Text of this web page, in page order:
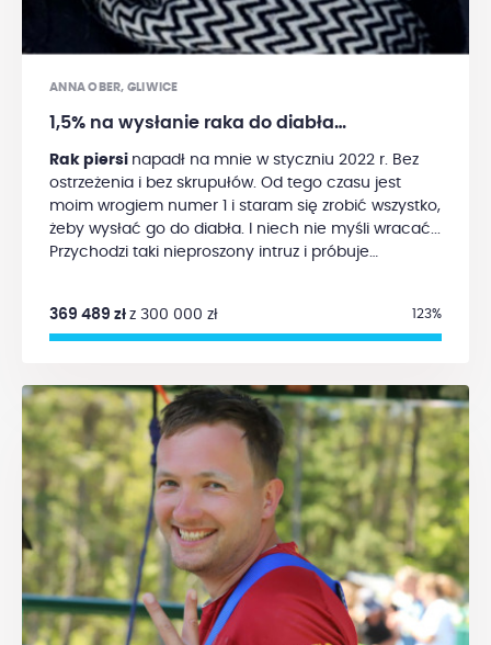
ANNA OBER, GLIWICE
1,5% na wysłanie raka do diabła…
Rak piersi napadł na mnie w styczniu 2022 r. Bez
ostrzeżenia i bez skrupułów. Od tego czasu jest
moim wrogiem numer 1 i staram się zrobić wszystko,
żeby wysłać go do diabła. I niech nie myśli wracać...
Przychodzi taki nieproszony intruz i próbuje
nawet smutna czy zmartwiona, tylko strasznie
wkurzona. Zaangażowałam wszystkie swoje siły i
środki jakoś zadziwiająco szybko topnieją. Po
mastektomii, za którą zapłacił NFZ (czyli w sumie my
wszyscy ze składek zdrowotnych), okazało się, że
mam podwyższone ryzyko raka w drugiej piersi.
Pomyślałam: „No nie, przecież nie będę się bawić w
to samo drugi raz". Podjęłam więc decyzję o
usunięciu drugiej piersi. Za tę operację jednak NFZ
nie płaci, woli poczekać aż w drugiej piersi też
będzie rak, wtedy dopiero NFZ płaci za
mastektomię. Podobna logika dotyczy wszystkich
innych procedur medycznych, w tym badań (m.in.
369 489 zł z 300 000 zł 123%